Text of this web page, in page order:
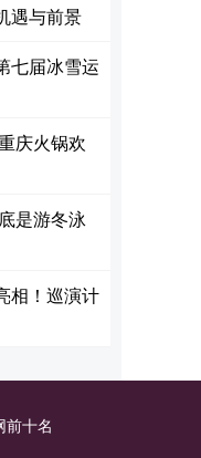
遇与前景
七届冰雪运
庆火锅欢
是游冬泳
相！巡演计
前十名